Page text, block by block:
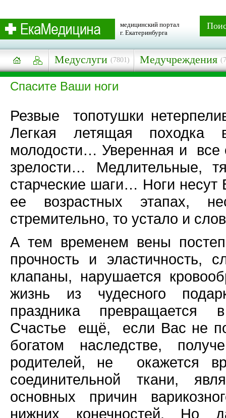
медицинский портал
г. Екатеринбурга
Медуслуги (7801) Медучреждения
Спасите Ваши ноги
Резвые
топотушки
Легкая летящая походка
молодости… Уверенная и
все
зрелости… Медлительные,
старческие шаги… Ноги несут
ее возрастных этапах,
стремительно, то устало и
А тем временем вены
прочность и эластичность,
клапаны, нарушается
жизнь из чудесного
праздника
Счастье
ещё,
если Вас не
богатом наследстве,
родителей, не
окажется
соединительной ткани,
основных причин
нижних конечностей. Но